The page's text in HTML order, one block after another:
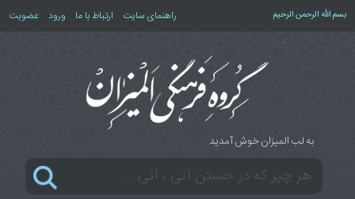
بسم الله الرحمن الرحیم راهنمای سایت ارتباط با ما ورود عضویت
به لب المیزان خوش آمدید.